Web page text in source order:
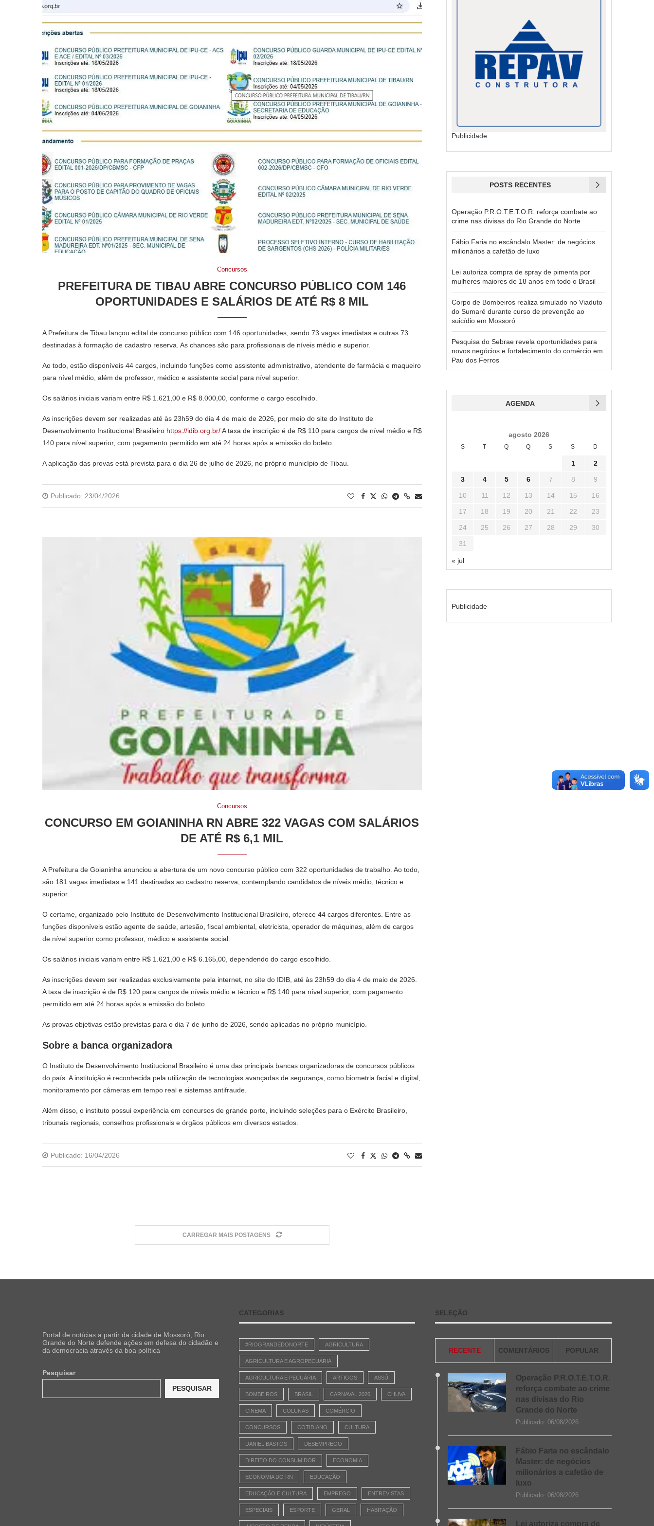
Concursos
PREFEITURA DE TIBAU ABRE CONCURSO PÚBLICO COM 146
OPORTUNIDADES E SALÁRIOS DE ATÉ R$ 8 MIL
A Prefeitura de Tibau lançou edital de concurso público com 146 oportunidades, sendo 73 vagas imediatas e outras 73
destinadas à formação de cadastro reserva. As chances são para profissionais de níveis médio e superior.
Ao todo, estão disponíveis 44 cargos, incluindo funções como assistente administrativo, atendente de farmácia e maqueiro
para nível médio, além de professor, médico e assistente social para nível superior.
Os salários iniciais variam entre R$ 1.621,00 e R$ 8.000,00, conforme o cargo escolhido.
As inscrições devem ser realizadas até às 23h59 do dia 4 de maio de 2026, por meio do site do Instituto de
Desenvolvimento Institucional Brasileiro https://idib.org.br/A taxa de inscrição é de R$ 110 para cargos de nível médio e R$
140 para nível superior, com pagamento permitido em até 24 horas após a emissão do boleto.
A aplicação das provas está prevista para o dia 26 de julho de 2026, no próprio município de Tibau
Publicado: 23/04/2026
Concursos
CONCURSO EM GOIANINHA RN ABRE 322 VAGAS COM SALÁRIOS
DE ATÉ R$ 6,1 MIL
A Prefeitura de Goianinha anunciou a abertura de um novo concurso público com 322 oportunidades de trabalho. Ao todo,
são 181 vagas imediatas e 141 destinadas ao cadastro reserva, contemplando candidatos de níveis médio, técnico e
superior.
O certame, organizado pelo Instituto de Desenvolvimento Institucional Brasileiro , oferece 44 cargos diferentes. Entre as
funções disponíveis estão agente de saúde, artesão, fiscal ambiental, eletricista, operador de máquinas, além de cargos
de nível superior como professor, médico e assistente social.
Os salários iniciais variam entre R$ 1.621,00 e R$ 6.165,00, dependendo do cargo escolhido.
As inscrições devem ser realizadas exclusivamente pela internet, no site do IDIB, até às 23h59 do dia 4 de maio de 2026.
A taxa de inscrição é de R$ 120 para cargos de níveis médio e técnico e R$ 140 para nível superior, com pagamento
permitido em até 24 horas após a emissão do boleto.
As provas objetivas estão previstas para o dia 7 de junho de 2026, sendo aplicadas no próprio município.
Sobre a banca organizadora
O Instituto de Desenvolvimento Institucional Brasileiro é uma das principais bancas organizadoras de concursos públicos
do país. A instituição é reconhecida pela utilização de tecnologias avançadas de segurança, como biometria facial e digital,
monitoramento por câmeras em tempo real e sistemas antifraude.
Além disso, o instituto possui experiência em concursos de grande porte, incluindo seleções para o Exército Brasileiro,
tribunais regionais, conselhos profissionais e órgãos públicos em diversos estados.
Publicado: 16/04/2026
CARREGAR MAIS POSTAGENS
Publicidade
POSTS RECENTES
Operação P.R.O.T.E.T.O.R. reforça combate ao
crime nas divisas do Rio Grande do Norte
Fábio Faria no escândalo Master: de negócios
milionários a cafetão de luxo
Lei autoriza compra de spray de pimenta por
mulheres maiores de 18 anos em todo o Brasil
Corpo de Bombeiros realiza simulado no Viaduto
do Sumaré durante curso de prevenção ao
suicídio em Mossoró
Pesquisa do Sebrae revela oportunidades para
novos negócios e fortalecimento do comércio em
Pau dos Ferros
AGENDA
agosto 2026
S T Q Q S S D
1 2
3 4 5 6 7 8 9
10 11 12 13 14 15 16
17 18 19 20 21 22 23
24 25 26 27 28 29 30
31
« jul
Publicidade
Portal de notícias a partir da cidade de Mossoró, Rio
Grande do Norte defende ações em defesa do cidadão e
da democracia através da boa política
Pesquisar
PESQUISAR
CATEGORIAS
#RIOGRANDEDONORTE AGRICULTURA
AGRICULTURA E AGROPECUÁRIA
AGRICULTURA E PECUÁRIA ARTIGOS ASSÚ
BOMBEIROS BRASIL CARNAVAL 2026 CHUVA
CINEMA COLUNAS COMÉRCIO
CONCURSOS COTIDIANO CULTURA
DANIEL BASTOS DESEMPREGO
DIREITO DO CONSUMIDOR ECONOMIA
ECONOMIA DO RN EDUCAÇÃO
EDUCAÇÃO E CULTURA EMPREGO ENTREVISTAS
ESPECIAIS ESPORTE GERAL HABITAÇÃO
SELEÇÃO
RECENTE COMENTÁRIOS POPULAR
Operação P.R.O.T.E.T.O.R.
reforça combate ao crime
nas divisas do Rio
Grande do Norte
Publicado: 06/08/2026
Fábio Faria no escândalo
Master: de negócios
milionários a cafetão de
luxo
Publicado: 06/08/2026
Lei autoriza compra de